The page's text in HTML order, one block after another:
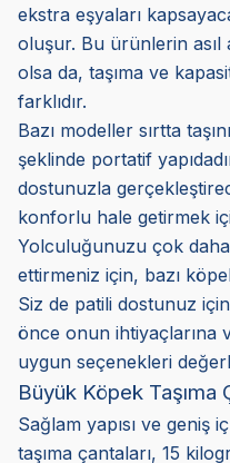
ekstra eşyaları
oluşur. Bu ürünlerin asıl
olsa da, taşıma ve
farklıdır.
Bazı modeller sırtta
şeklinde portatif
dostunuzla
konforlu hale getirmek
Yolculuğunuzu çok
ettirmeniz için, bazı
Siz de patili dostunuz
önce onun ihtiyaçlarına
uygun seçenekleri
Büyük Köpek Taşıma
Sağlam yapısı ve geniş
taşıma çantaları, 15